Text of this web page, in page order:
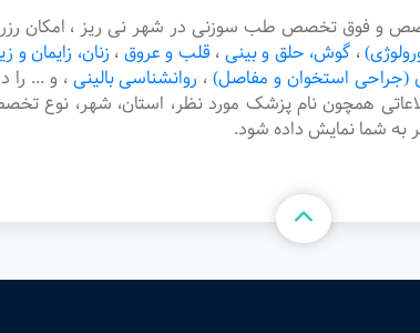
و فوق تخصص طب سوزنی در شهر نی ریز ، امکان
، گوش، حلق و بینی ، قلب و عروق ، زنان، زایمان و
(جراحی استخوان و مفاصل) ، روانشناسی بالینی ، و ... را
همچون نام پزشک مورد نظر، استان، شهر،
به شما نمایش داده شود.